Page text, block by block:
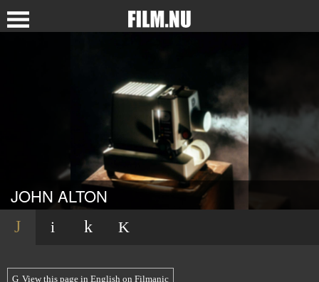
JOHN ALTON
View this page in English on Filmanic